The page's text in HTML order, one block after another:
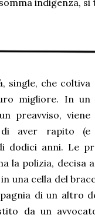
indigenza,
single, che coltiva
migliore. In un
preavviso, viene
aver rapito (e
dodici anni. Le
la polizia, decisa
una cella del
di un altro
da un